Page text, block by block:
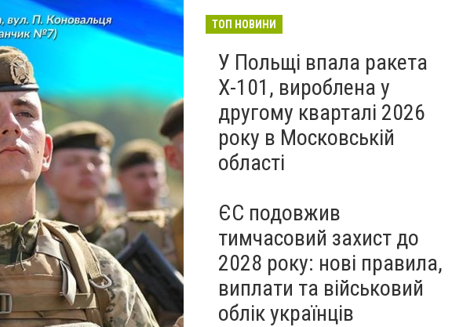
ТОП НОВИНИ
У Польщі впала ракета
Х-101, вироблена у
другому кварталі 2026
року в Московській
області
ЄС подовжив
тимчасовий захист до
2028 року: нові правила,
виплати та військовий
облік українців